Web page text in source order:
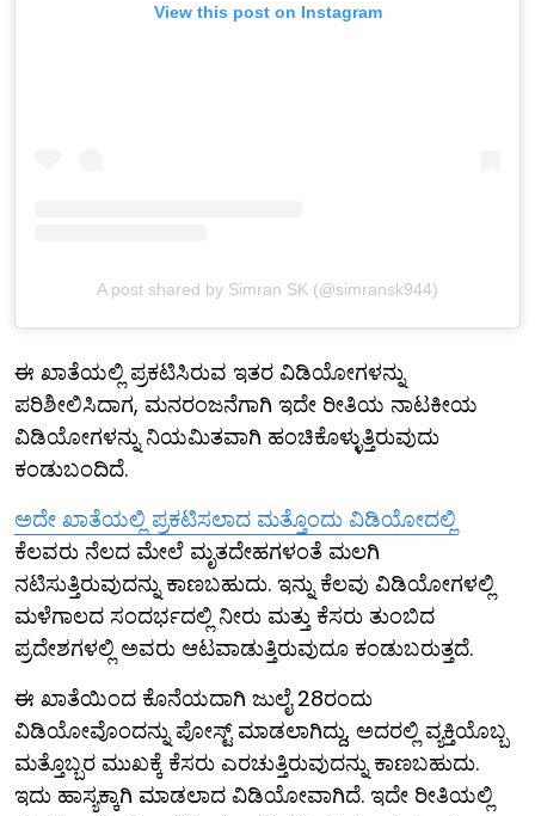
View this post on Instagram
A post shared by Simran SK (@simransk944)
ಈ ಖಾತೆಯಲ್ಲಿ ಪ್ರಕಟಿಸಿರುವ ಇತರ ವಿಡಿಯೋಗಳನ್ನು
ಪರಿಶೀಲಿಸಿದಾಗ, ಮನರಂಜನೆಗಾಗಿ ಇದೇ ರೀತಿಯ ನಾಟಕೀಯ
ವಿಡಿಯೋಗಳನ್ನು ನಿಯಮಿತವಾಗಿ ಹಂಚಿಕೊಳ್ಳುತ್ತಿರುವುದು
ಕಂಡುಬಂದಿದೆ.
ಅದೇ ಖಾತೆಯಲ್ಲಿ ಪ್ರಕಟಿಸಲಾದ ಮತ್ತೊಂದು ವಿಡಿಯೋದಲ್ಲಿ
ಕೆಲವರು ನೆಲದ ಮೇಲೆ ಮೃತದೇಹಗಳಂತೆ ಮಲಗಿ
ನಟಿಸುತ್ತಿರುವುದನ್ನು ಕಾಣಬಹುದು. ಇನ್ನು ಕೆಲವು ವಿಡಿಯೋಗಳಲ್ಲಿ
ಮಳೆಗಾಲದ ಸಂದರ್ಭದಲ್ಲಿ ನೀರು ಮತ್ತು ಕೆಸರು ತುಂಬಿದ
ಪ್ರದೇಶಗಳಲ್ಲಿ ಅವರು ಆಟವಾಡುತ್ತಿರುವುದೂ ಕಂಡುಬರುತ್ತದೆ.
ಈ ಖಾತೆಯಿಂದ ಕೊನೆಯದಾಗಿ ಜುಲೈ 28ರಂದು
ವಿಡಿಯೋವೊಂದನ್ನು ಪೋಸ್ಟ್ ಮಾಡಲಾಗಿದ್ದು, ಅದರಲ್ಲಿ ವ್ಯಕ್ತಿಯೊಬ್ಬ
ಮತ್ತೊಬ್ಬರ ಮುಖಕ್ಕೆ ಕೆಸರು ಎರಚುತ್ತಿರುವುದನ್ನು ಕಾಣಬಹುದು.
ಇದು ಹಾಸ್ಯಕ್ಕಾಗಿ ಮಾಡಲಾದ ವಿಡಿಯೋವಾಗಿದೆ. ಇದೇ ರೀತಿಯಲ್ಲಿ